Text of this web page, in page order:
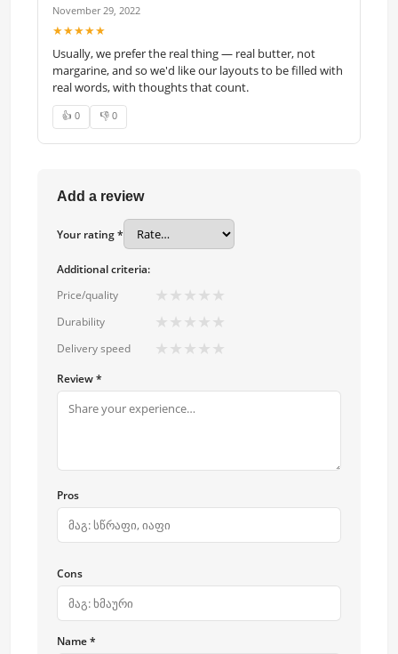
November 29, 2022
★★★★★
Usually, we prefer the real thing — real butter, not
margarine, and so we'd like our layouts to be filled with
real words, with thoughts that count.
👍 0 👎 0
Add a review
Your rating *
Additional criteria:
Price/quality
★ ★ ★ ★ ★
Durability ★ ★ ★ ★ ★
Delivery speed ★ ★ ★ ★ ★
Review *
Pros
Cons
Name *